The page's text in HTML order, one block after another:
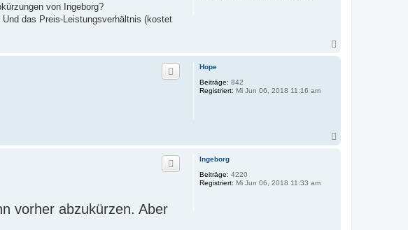
von Ingeborg?
das Preis-Leistungsverhältnis (kostet
Hope
Beiträge: 842
Registriert: Mi Jun 06, 2018 11:16 am
Ingeborg
Beiträge: 4220
Registriert: Mi Jun 06, 2018 11:33 am
vorher abzukürzen. Aber